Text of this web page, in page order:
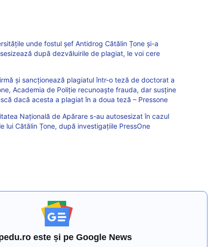
unde fostul șef Antidrog Cătălin Țone și-a
după dezvăluirile de plagiat, le voi cere
și sancționează plagiatul într-o teză de doctorat a
Academia de Poliție recunoaște frauda, dar susține
dacă acesta a plagiat în a doua teză – Pressone
Națională de Apărare s-au autosesizat în cazul
lui Cătălin Țone, după investigațiile PressOne
este și pe Google News